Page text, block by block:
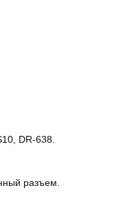
DR-638.
разъем.